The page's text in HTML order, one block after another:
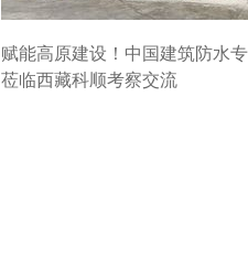
赋能高原建设！中国建筑防水
莅临西藏科顺考察交流